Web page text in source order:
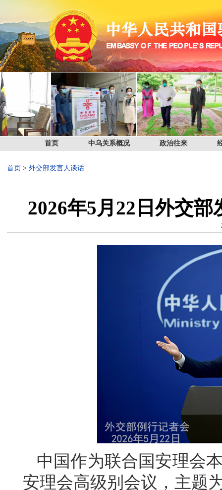
首页 中乌关系概况 政治往来
首页 > 外交部发言人谈话
2026年5月22日外交
中国作为联合国安理会
安理会高级别会议，主题